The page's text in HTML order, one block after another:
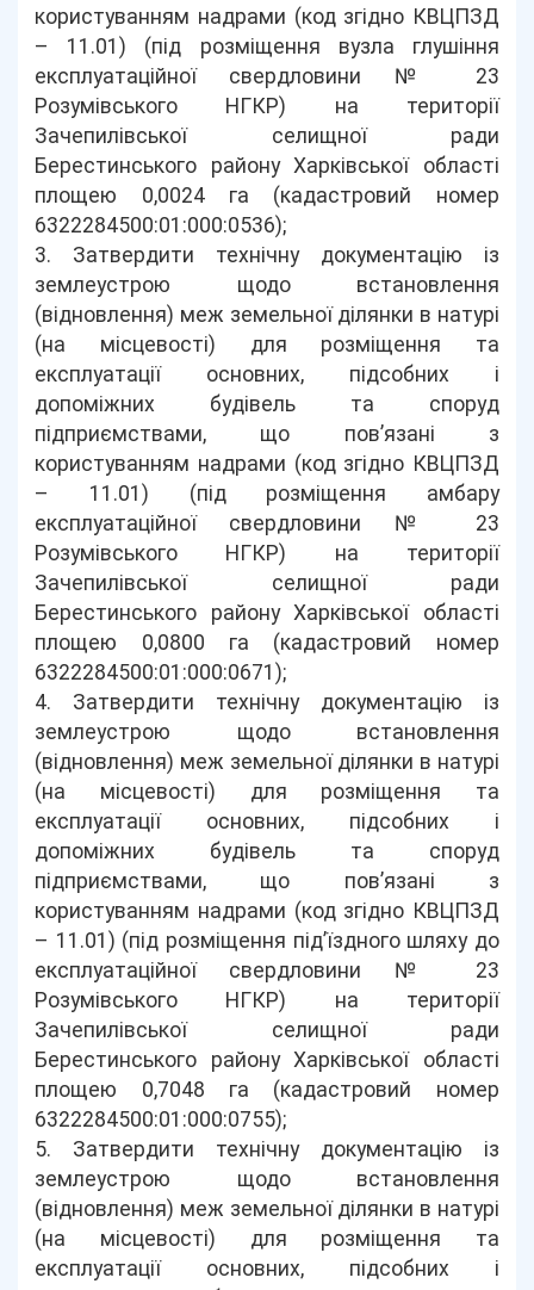
користуванням надрами (код згідно КВЦПЗД
– 11.01) (під розміщення вузла глушіння
експлуатаційної свердловини № 23
Розумівського НГКР) на території
Зачепилівської селищної ради
Берестинського району Харківської області
площею 0,0024 га (кадастровий номер
6322284500:01:000:0536);
3. Затвердити технічну документацію із
землеустрою щодо встановлення
(відновлення) меж земельної ділянки в натурі
(на місцевості) для розміщення та
експлуатації основних, підсобних і
допоміжних будівель та споруд
підприємствами, що пов’язані з
користуванням надрами (код згідно КВЦПЗД
– 11.01) (під розміщення амбару
експлуатаційної свердловини № 23
Розумівського НГКР) на території
Зачепилівської селищної ради
Берестинського району Харківської області
площею 0,0800 га (кадастровий номер
6322284500:01:000:0671);
4. Затвердити технічну документацію із
землеустрою щодо встановлення
(відновлення) меж земельної ділянки в натурі
(на місцевості) для розміщення та
експлуатації основних, підсобних і
допоміжних будівель та споруд
підприємствами, що пов’язані з
користуванням надрами (код згідно КВЦПЗД
– 11.01) (під розміщення під’їздного шляху до
експлуатаційної свердловини № 23
Розумівського НГКР) на території
Зачепилівської селищної ради
Берестинського району Харківської області
площею 0,7048 га (кадастровий номер
6322284500:01:000:0755);
5. Затвердити технічну документацію із
землеустрою щодо встановлення
(відновлення) меж земельної ділянки в натурі
(на місцевості) для розміщення та
експлуатації основних, підсобних і